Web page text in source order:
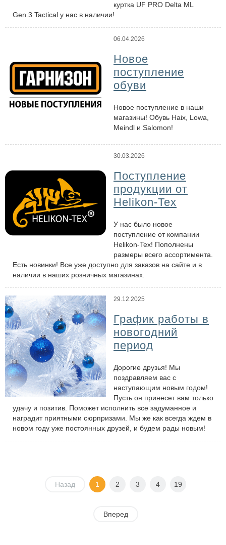
куртка UF PRO Delta ML
Gen.3 Tactical у нас в наличии!
06.04.2026
Новое
поступление
обуви
Новое поступление в наши
магазины! Обувь Haix, Lowa,
Meindl и Salomon!
30.03.2026
Поступление
продукции от
Helikon-Tex
У нас было новое
поступление от компании
Helikon-Tex! Пополнены
размеры всего ассортимента.
Есть новинки! Все уже доступно для заказов на сайте и в
наличии в наших розничных магазинах.
29.12.2025
График работы в
новогодний
период
Дорогие друзья! Мы
поздравляем вас с
наступающим новым годом!
Пусть он принесет вам только
удачу и позитив. Поможет исполнить все задуманное и
наградит приятными сюрпризами. Мы же как всегда ждем в
новом году уже постоянных друзей, и будем рады новым!
Назад 1 2 3 4 19
Вперед